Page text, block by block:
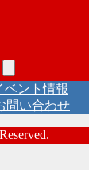
ベント情報
問い合わせ